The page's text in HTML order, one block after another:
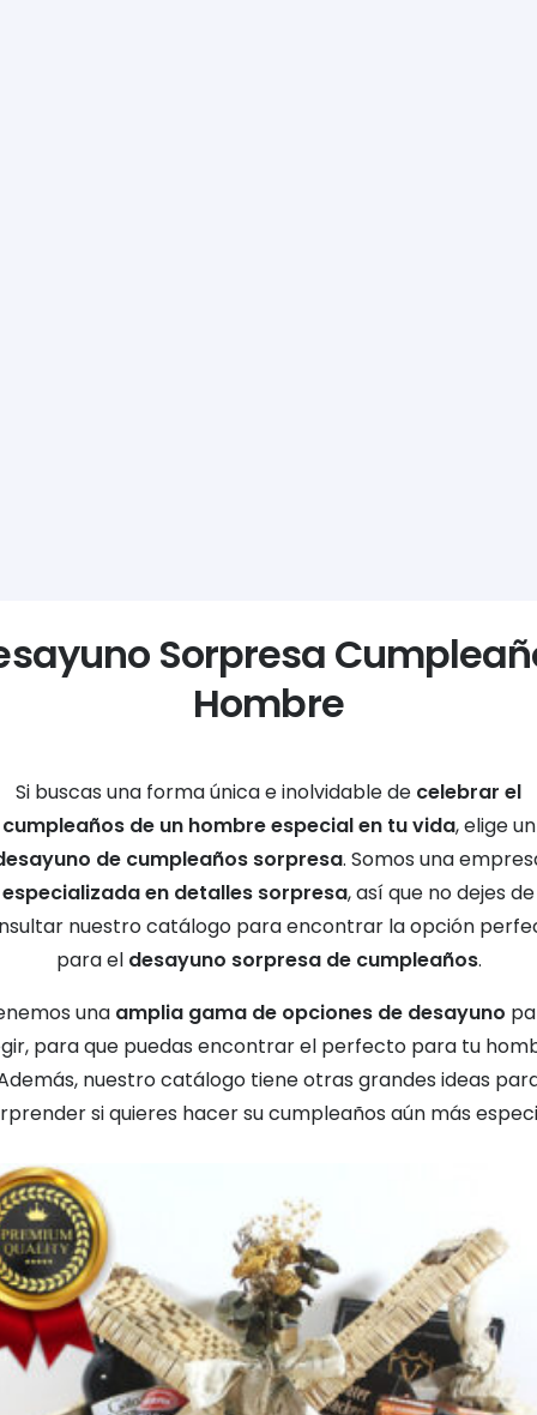
Sorpresa
Hombre
Si buscas una forma única e inolvidable de celebrar el
cumpleaños de un hombre especial en tu vida, elige un
de cumpleaños sorpresa. Somos una
especializada en detalles sorpresa, así que no dejes de
nuestro catálogo para encontrar la opción
para el desayuno sorpresa de cumpleaños.
una amplia gama de opciones de desayuno
para que puedas encontrar el perfecto para tu
nuestro catálogo tiene otras grandes ideas
si quieres hacer su cumpleaños aún más